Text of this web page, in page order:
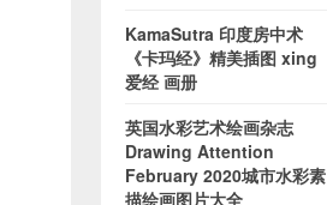
KamaSutra 印度房中术
《卡玛经》精美插图 xing
爱经 画册
英国水彩艺术绘画杂志
Drawing Attention
February 2020城市水彩素
描绘画图片大全